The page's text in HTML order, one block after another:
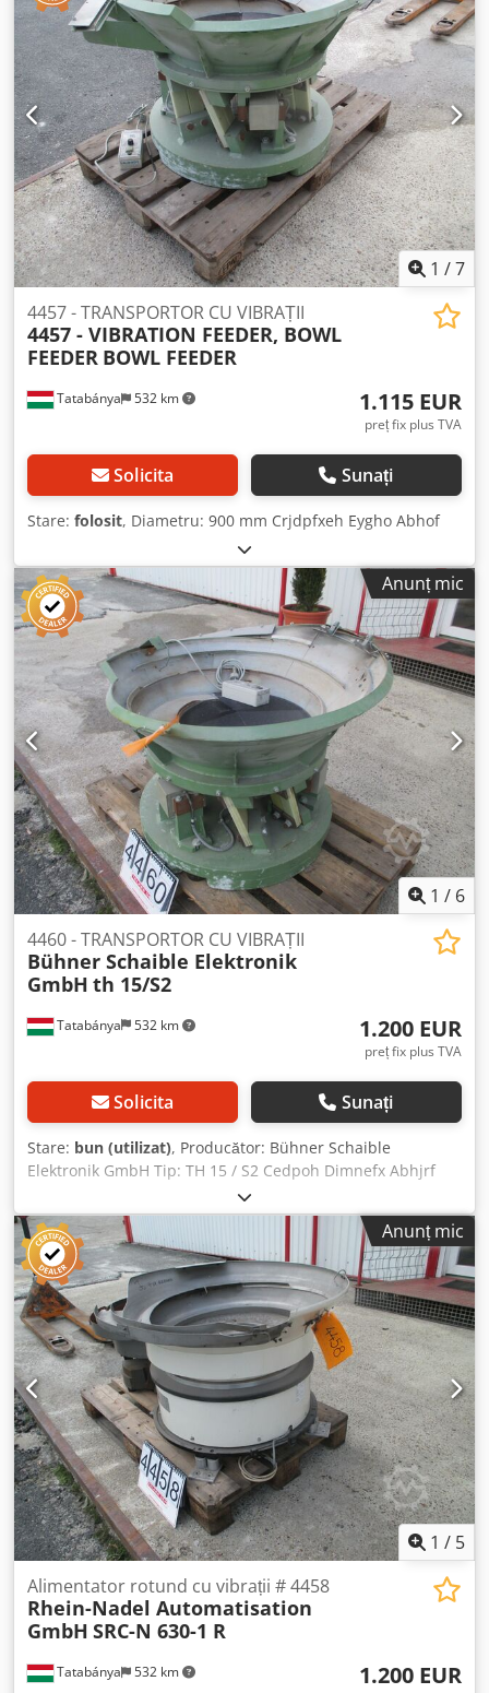
1 /7
Tatabánya 532 km
4457 - TRANSPORTOR CU VIBRAȚII
4457 - VIBRATION FEEDER, BOWL
FEEDER BOWL FEEDER
1.115 EUR
preț fix plus TVA
Solicita Sunați
Stare: folosit, Diametru: 900 mm Crjdpfxeh Eygho Abhof
Anunț mic
1 / 6
Tatabánya 532 km
4460 - TRANSPORTOR CU VIBRAȚII
Bühner Schaible Elektronik
GmbH th 15/S2
1.200 EUR
preț fix plus TVA
Solicita Sunați
Stare: bun (utilizat), Producător: Bühner Schaible
Elektronik GmbH Tip: TH 15 / S2 Cedpoh Dimnefx Abhjrf
Date electrice: 230 V / 50-60 Hz / 6A Diametru: 900 mm
Anunț mic
1 / 5
Tatabánya 532 km
Alimentator rotund cu vibrații # 4458
Rhein-Nadel Automatisation
GmbH SRC-N 630-1 R
1.200 EUR